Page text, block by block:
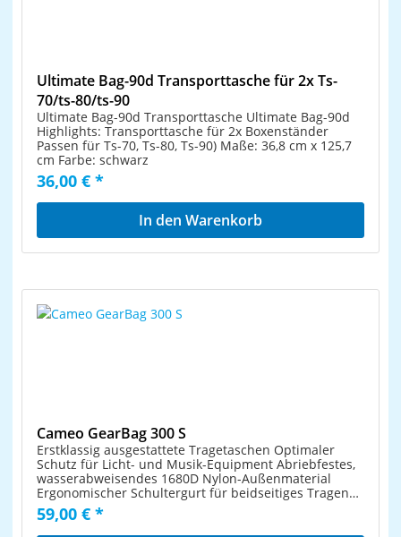
Ultimate Bag-90d Transporttasche für 2x Ts-
70/ts-80/ts-90
Ultimate Bag-90d Transporttasche Ultimate Bag-90d
Highlights: Transporttasche für 2x Boxenständer
Passen für Ts-70, Ts-80, Ts-90) Maße: 36,8 cm x 125,7
cm Farbe: schwarz
36,00 € *
In den Warenkorb
Cameo GearBag 300 S
Erstklassig ausgestattete Tragetaschen Optimaler
Schutz für Licht- und Musik-Equipment Abriebfestes,
wasserabweisendes 1680D Nylon-Außenmaterial
Ergonomischer Schultergurt für beidseitiges Tragen
Verstärkte Seiten und Boden mit zweilagiger 10 mm
Polsterung Kräftige, aber flexible Reißverschlüsse
59,00 € *